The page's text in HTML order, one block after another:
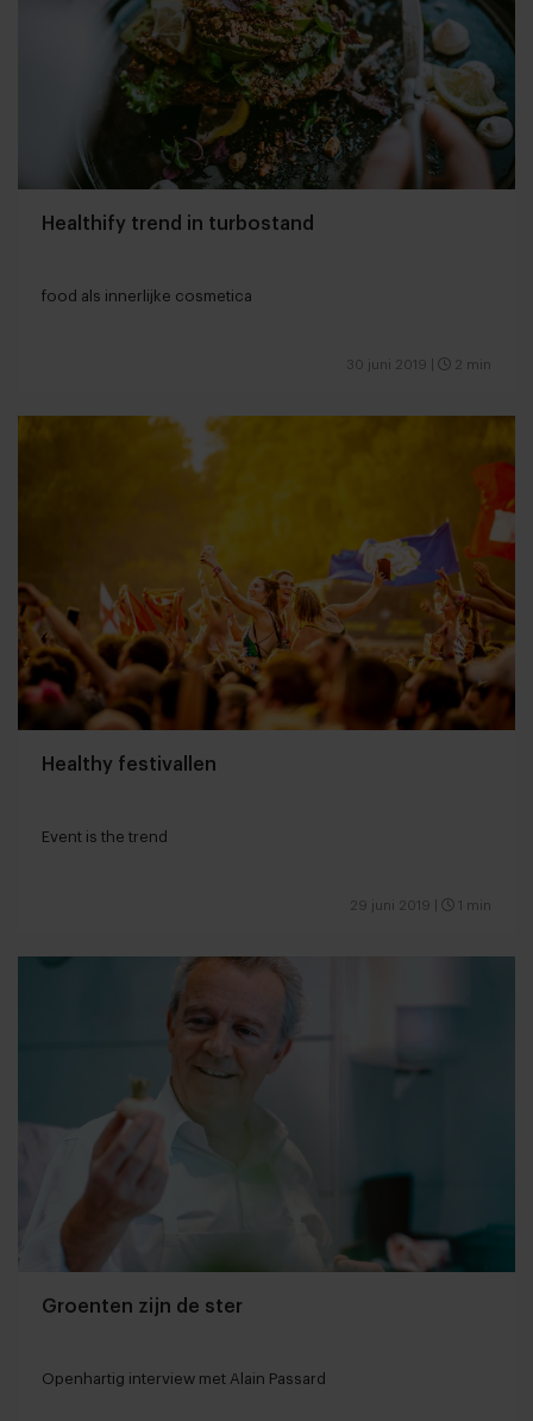
Healthify trend in turbostand
food als innerlijke cosmetica
30 juni 2019 2 min
Healthy festivallen
Event is the trend
29 juni 2019 1 min
Groenten zijn de ster
Openhartig interview met Alain Passard